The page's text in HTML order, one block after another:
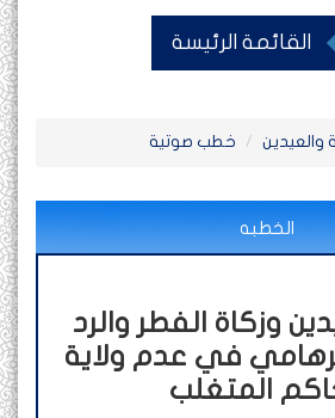
القائمة الرئيسة
خطب صوتية
الخطبه
وزكاة الفطر والرد
في عدم ولاية
المتغلب